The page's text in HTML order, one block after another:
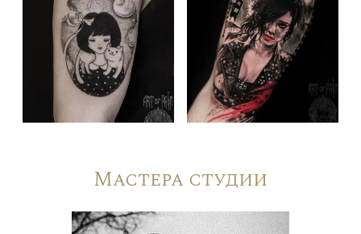
Мастера студии